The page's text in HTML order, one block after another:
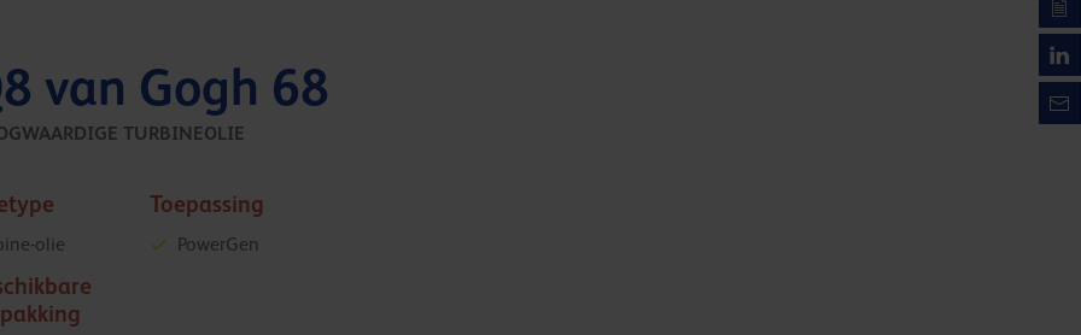
van Gogh 68
TURBINEOLIE
olie
Toepassing
PowerGen